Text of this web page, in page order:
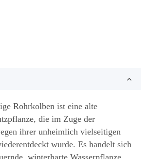
Rohrkolben ist eine alte
die im Zuge der
ihrer unheimlich vielseitigen
wurde. Es handelt sich